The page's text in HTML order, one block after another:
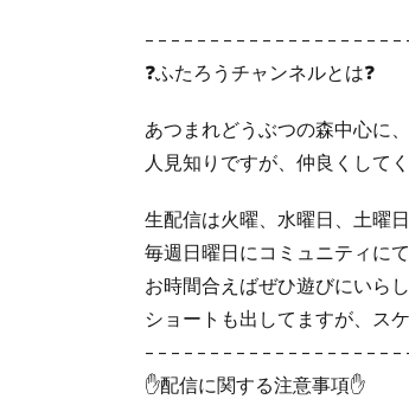
– – – – – – – – – – – – – – – – – – –
❓ふたろうチャンネルとは❓
あつまれどうぶつの森中心に
人見知りですが、仲良くして
生配信は火曜、水曜日、土曜日
毎週日曜日にコミュニティに
お時間合えばぜひ遊びにいら
ショートも出してますが、ス
– – – – – – – – – – – – – – – – – – –
✋配信に関する注意事項✋